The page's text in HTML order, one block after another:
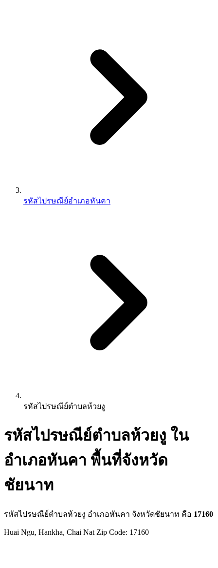
รหัสไปรษณีย์อำเภอหันคา
รหัสไปรษณีย์ตำบลห้วยงู
รหัสไปรษณีย์ตำบลห้วยงู ใน
อำเภอหันคา พื้นที่จังหวัด
ชัยนาท
รหัสไปรษณีย์ตำบลห้วยงู อำเภอหันคา จังหวัดชัยนาท คือ 17160
Huai Ngu, Hankha, Chai Nat Zip Code: 17160